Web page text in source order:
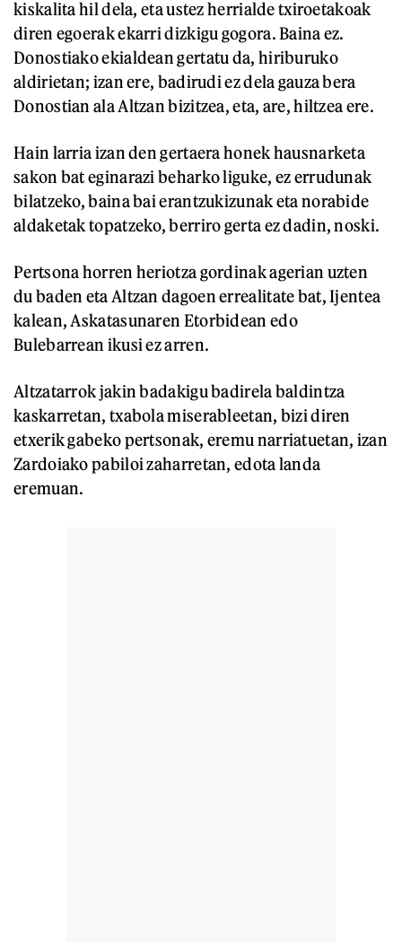
kiskalita hil dela, eta ustez herrialde txiroetakoak
diren egoerak ekarri dizkigu gogora. Baina ez.
Donostiako ekialdean gertatu da, hiriburuko
aldirietan; izan ere, badirudi ez dela gauza bera
Donostian ala Altzan bizitzea, eta, are, hiltzea ere.
Hain larria izan den gertaera honek hausnarketa
sakon bat eginarazi beharko liguke, ez errudunak
bilatzeko, baina bai erantzukizunak eta norabide
aldaketak topatzeko, berriro gerta ez dadin, noski.
Pertsona horren heriotza gordinak agerian uzten
du baden eta Altzan dagoen errealitate bat, Ijentea
kalean, Askatasunaren Etorbidean edo
Bulebarrean ikusi ez arren.
Altzatarrok jakin badakigu badirela baldintza
kaskarretan, txabola miserableetan, bizi diren
etxerik gabeko pertsonak, eremu narriatuetan, izan
Zardoiako pabiloi zaharretan, edota landa
eremuan.